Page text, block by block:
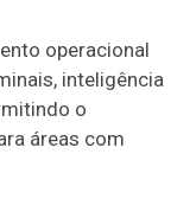
operacional
inteligência
o
áreas com